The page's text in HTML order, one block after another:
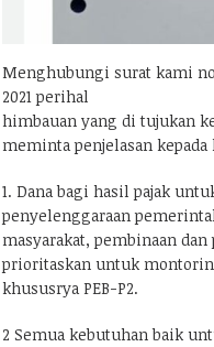
Menghubungi surat kami
2021 perihal
himbauan yang di tujukan
meminta penjelasan
1. Dana bagi hasil pajak
penyelenggaraan
masyarakat, pembinaan
prioritaskan untuk
khususrya PEB-P2.
2 Semua kebutuhan baik